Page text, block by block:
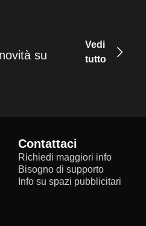
su
Vedi
tutto
Contattaci
Richiedi maggiori info
Bisogno di supporto
Info su spazi pubblicitari